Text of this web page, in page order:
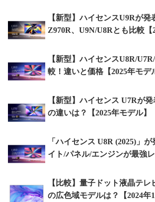
【新型】ハイセンスU9Rが発
Z970R、U9N/U8Rとも比較【
【新型】ハイセンスU8R/
較！違いと価格【2025年モデ
【新型】ハイセンス U7Rが
の違いは？【2025年モデル】
「ハイセンス U8R (2025)」
イト/パネル/エンジンが最強レ
【比較】量子ドット液晶テレ
の広色域モデルは？【2024年